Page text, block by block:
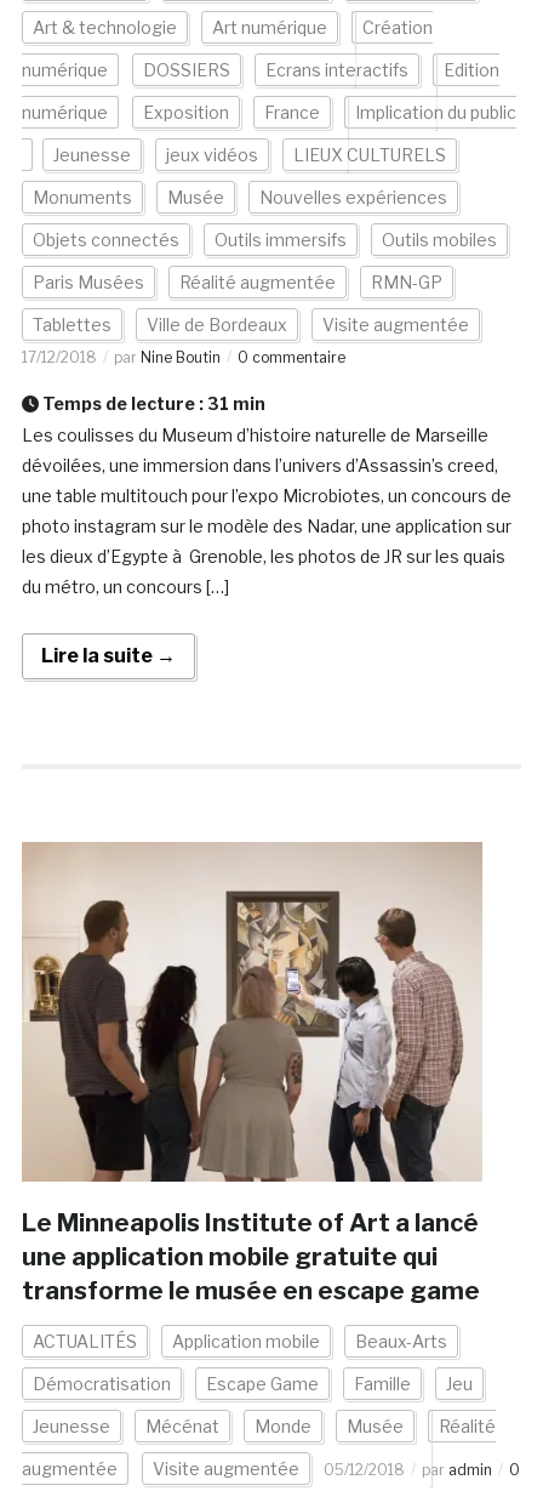
Art & technologie Art numérique Création
numérique DOSSIERS Ecrans interactifs Edition
numérique Exposition France Implication du public
Jeunesse jeux vidéos LIEUX CULTURELS
Monuments Musée Nouvelles expériences
Objets connectés Outils immersifs Outils mobiles
Paris Musées Réalité augmentée RMN-GP
Tablettes Ville de Bordeaux Visite augmentée
17/12/2018 par Nine Boutin 0 commentaire
Temps de lecture : 31 min
Les coulisses du Museum d’histoire naturelle de Marseille
dévoilées, une immersion dans l’univers d’Assassin’s creed,
une table multitouch pour l’expo Microbiotes, un concours de
photo instagram sur le modèle des Nadar, une application sur
les dieux d’Egypte à Grenoble, les photos de JR sur les quais
du métro, un concours […]
Lire la suite →
Le Minneapolis Institute of Art a lancé
une application mobile gratuite qui
transforme le musée en escape game
ACTUALITÉS Application mobile Beaux-Arts
Démocratisation Escape Game Famille Jeu
Jeunesse Mécénat Monde Musée Réalité
augmentée Visite augmentée 05/12/2018 par admin
0